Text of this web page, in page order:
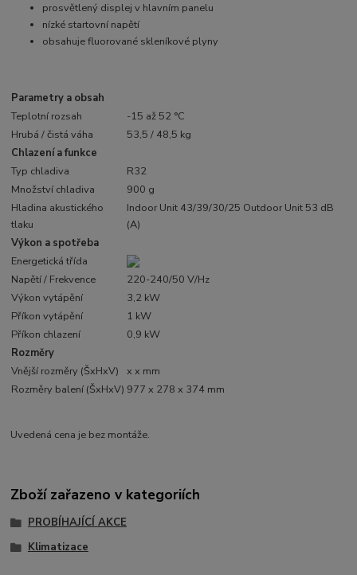
prosvětlený displej v hlavním panelu
nízké startovní napětí
obsahuje fluorované skleníkové plyny
Parametry a obsah
Teplotní rozsah
-15 až 52 °C
Hrubá / čistá váha
53,5 / 48,5 kg
Chlazení a funkce
Typ chladiva
R32
Množství chladiva
900 g
Hladina akustického
tlaku
Indoor Unit 43/39/30/25 Outdoor Unit 53 dB
(A)
Výkon a spotřeba
Energetická třída
Napětí / Frekvence
220-240/50 V/Hz
Výkon vytápění
3,2 kW
Příkon vytápění
1 kW
Příkon chlazení
0,9 kW
Rozměry
Vnější rozměry (ŠxHxV)
x x mm
Rozměry balení (ŠxHxV) 977 x 278 x 374 mm
Uvedená cena je bez montáže.
Zboží zařazeno v kategoriích
PROBÍHAJÍCÍ AKCE
Klimatizace